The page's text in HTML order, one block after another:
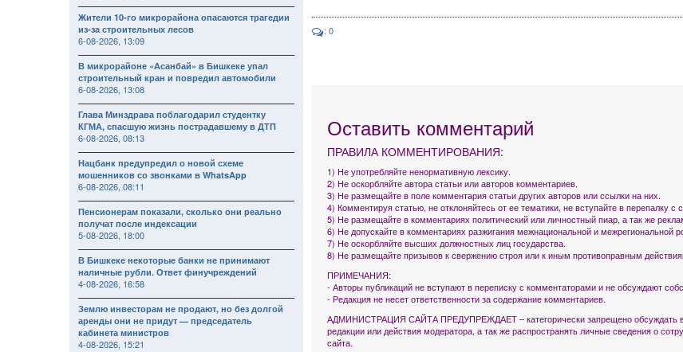
: 0
Оставить комментарий
ПРАВИЛА КОММЕНТИРОВАНИЯ:
1) Не употребляйте ненормативную лексику.
2) Не оскорбляйте автора статьи или авторов комментариев.
3) Не размещайте в поле комментария статьи других авторов или ссылки на них.
4) Комментируя статью, не отклоняйтесь от ее тематики, не вступайте в перепалку с
5) Не размещайте в комментариях политический или личностный пиар, а так же
6) Не допускайте в комментариях разжигания межнациональной и межрегиональной
7) Не оскорбляйте высших должностных лиц государства.
8) Не размещайте призывов к свержению строя или к иным противоправным
ПРИМЕЧАНИЯ:
- Авторы публикаций не вступают в переписку с комментаторами и не обсуждают
- Редакция не несет ответственности за содержание комментариев.
АДМИНИСТРАЦИЯ САЙТА ПРЕДУПРЕЖДАЕТ – категорически запрещено обсуждать в
редакции или действия модератора, а так же распространять личные сведения о
сайта.
Жители 10-го микрорайона опасаются трагедии
из-за строительных лесов
6-08-2026, 13:09
В микрорайоне «Асанбай» в Бишкеке упал
строительный кран и повредил автомобили
6-08-2026, 13:08
Глава Минздрава поблагодарил студентку
КГМА, спасшую жизнь пострадавшему в ДТП
6-08-2026, 08:13
Нацбанк предупредил о новой схеме
мошенников со звонками в WhatsApp
6-08-2026, 08:11
Пенсионерам показали, сколько они реально
получат после индексации
5-08-2026, 18:00
В Бишкеке некоторые банки не принимают
наличные рубли. Ответ финучреждений
4-08-2026, 16:58
Землю инвесторам не продают, но без долгой
аренды они не придут — председатель
кабинета министров
4-08-2026, 15:21